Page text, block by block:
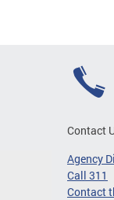
Contact
Agency
Call 311
Contact